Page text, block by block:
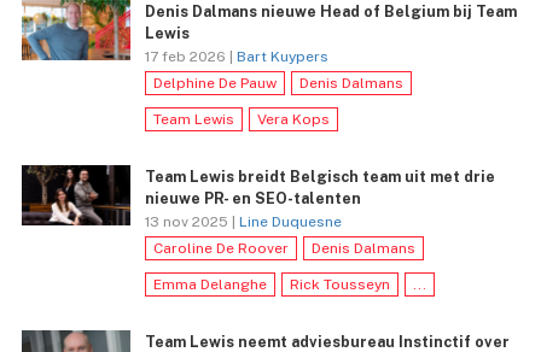
Denis Dalmans nieuwe Head of Belgium bij Team
Lewis
17 feb 2026 | Bart Kuypers
Delphine De Pauw
Denis Dalmans
Team Lewis Vera Kops
Team Lewis breidt Belgisch team uit met drie
nieuwe PR- en SEO-talenten
13 nov 2025 | Line Duquesne
Caroline De Roover
Denis Dalmans
Emma Delanghe Rick Tousseyn
Team Lewis neemt adviesbureau Instinctif over